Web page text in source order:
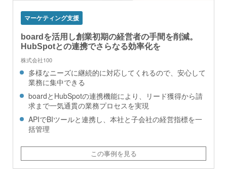
マーケティング支援
boardを活用し創業初期の経営者の手間を削減。
HubSpotとの連携でさらなる効率化を
株式会社100
多様なニーズに継続的に対応してくれるので、安心して
業務に集中できる
boardとHubSpotの連携機能により、リード獲得から請
求まで一気通貫の業務プロセスを実現
APIでBIツールと連携し、本社と子会社の経営指標を一
括管理
この事例を見る